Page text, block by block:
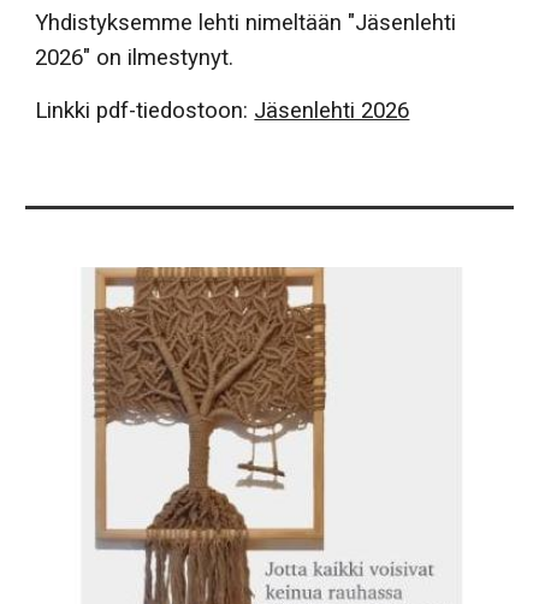
Yhdistyksemme lehti nimeltään "Jäsenlehti
2026" on ilmestynyt.
Linkki pdf-tiedostoon: Jäsenlehti 2026